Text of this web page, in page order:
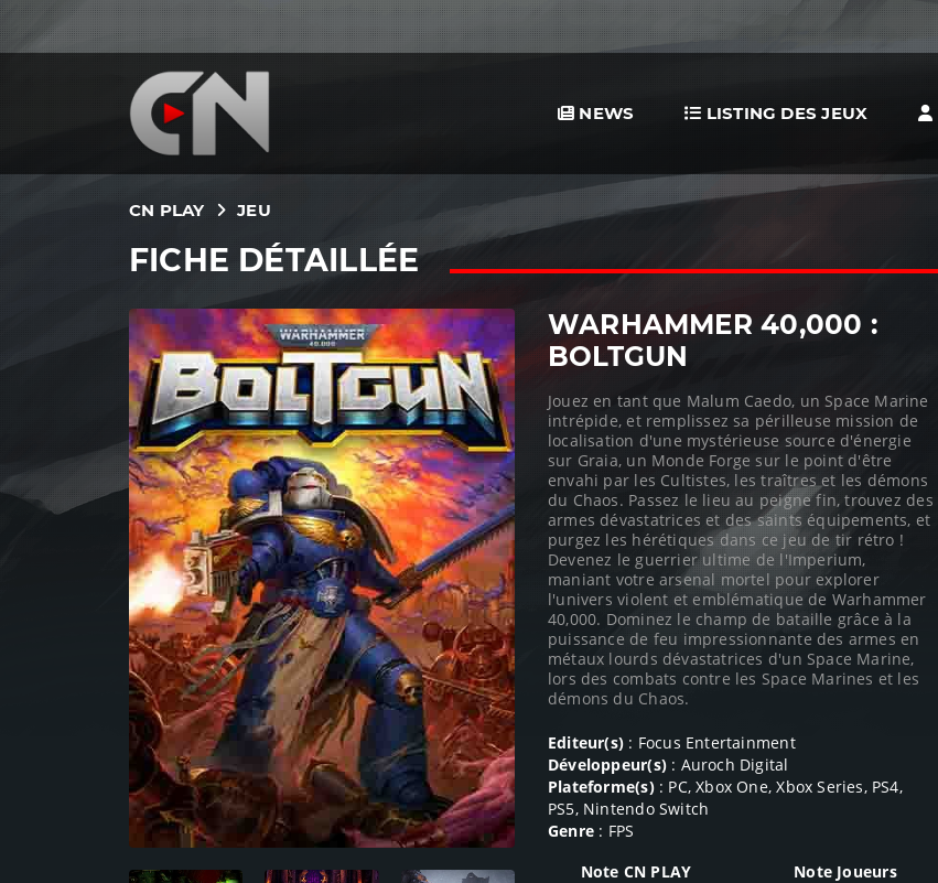
NEWS LISTING DES JEUX
CN PLAY JEU
FICHE DÉTAILLÉE
WARHAMMER 40,000 :
BOLTGUN
Jouez en tant que Malum Caedo, un Space Marine
intrépide, et remplissez sa périlleuse mission de
localisation d'une mystérieuse source d'énergie
sur Graia, un Monde Forge sur le point d'être
envahi par les Cultistes, les traîtres et les démons
du Chaos. Passez le lieu au peigne fin, trouvez des
armes dévastatrices et des saints équipements, et
purgez les hérétiques dans ce jeu de tir rétro !
Devenez le guerrier ultime de l'Imperium,
maniant votre arsenal mortel pour explorer
l'univers violent et emblématique de Warhammer
40,000. Dominez le champ de bataille grâce à la
puissance de feu impressionnante des armes en
métaux lourds dévastatrices d'un Space Marine,
lors des combats contre les Space Marines et les
démons du Chaos.
Editeur(s) : Focus Entertainment
Développeur(s): Auroch Digital
Plateforme(s): PC, Xbox One, Xbox Series, PS4,
PS5, Nintendo Switch
Genre : FPS
Note CN PLAY
Note Joueurs